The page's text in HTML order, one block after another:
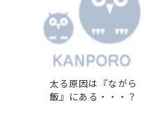
太る原因は『ながら
飯』にある・・・？